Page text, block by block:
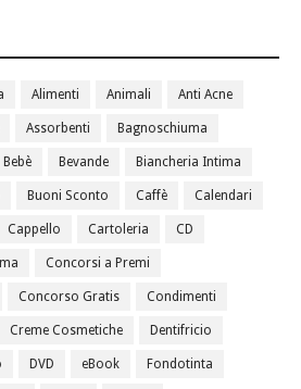
Alimenti Animali Anti Acne
Assorbenti Bagnoschiuma
Bebè Bevande Biancheria Intima
Buoni Sconto Caffè Calendari
Cappello Cartoleria CD
Concorsi a Premi
Concorso Gratis Condimenti
Creme Cosmetiche Dentifricio
DVD eBook Fondotinta